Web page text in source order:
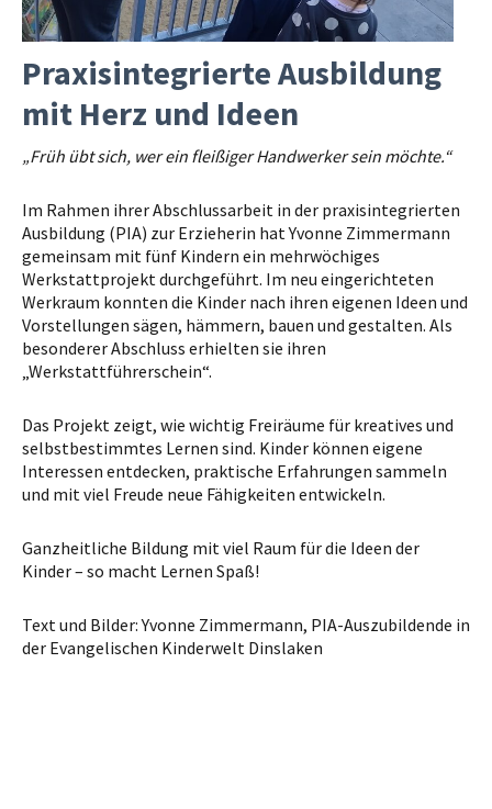
Praxisintegrierte Ausbildung
mit Herz und Ideen
„Früh übt sich, wer ein fleißiger Handwerker sein möchte.“
Im Rahmen ihrer Abschlussarbeit in der praxisintegrierten
Ausbildung (PIA) zur Erzieherin hat Yvonne Zimmermann
gemeinsam mit fünf Kindern ein mehrwöchiges
Werkstattprojekt durchgeführt. Im neu eingerichteten
Werkraum konnten die Kinder nach ihren eigenen Ideen und
Vorstellungen sägen, hämmern, bauen und gestalten. Als
besonderer Abschluss erhielten sie ihren
„Werkstattführerschein“.
Das Projekt zeigt, wie wichtig Freiräume für kreatives und
selbstbestimmtes Lernen sind. Kinder können eigene
Interessen entdecken, praktische Erfahrungen sammeln
und mit viel Freude neue Fähigkeiten entwickeln.
Ganzheitliche Bildung mit viel Raum für die Ideen der
Kinder – so macht Lernen Spaß!
Text und Bilder: Yvonne Zimmermann, PIA-Auszubildende in
der Evangelischen Kinderwelt Dinslaken